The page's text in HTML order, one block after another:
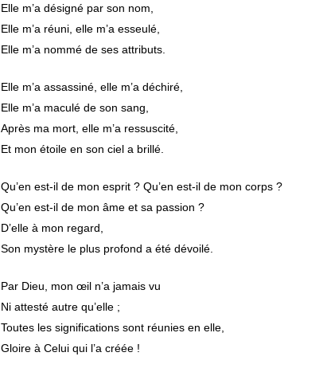
Elle m’a désigné par son nom,
Elle m’a réuni, elle m’a esseulé,
Elle m’a nommé de ses attributs.
Elle m’a assassiné, elle m’a déchiré,
Elle m’a maculé de son sang,
Après ma mort, elle m’a ressuscité,
Et mon étoile en son ciel a brillé.
Qu’en est-il de mon esprit ? Qu’en est-il de mon corps ?
Qu’en est-il de mon âme et sa passion ?
D’elle à mon regard,
Son mystère le plus profond a été dévoilé.
Par Dieu, mon œil n’a jamais vu
Ni attesté autre qu’elle ;
Toutes les significations sont réunies en elle,
Gloire à Celui qui l’a créée !